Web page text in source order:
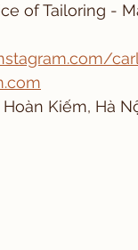
of Tailoring -
Kiếm, Hà